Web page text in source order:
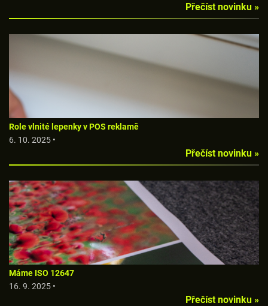
Přečíst novinku »
Role vlnité lepenky v POS reklamě
6. 10. 2025 •
Přečíst novinku »
Máme ISO 12647
16. 9. 2025 •
Přečíst novinku »